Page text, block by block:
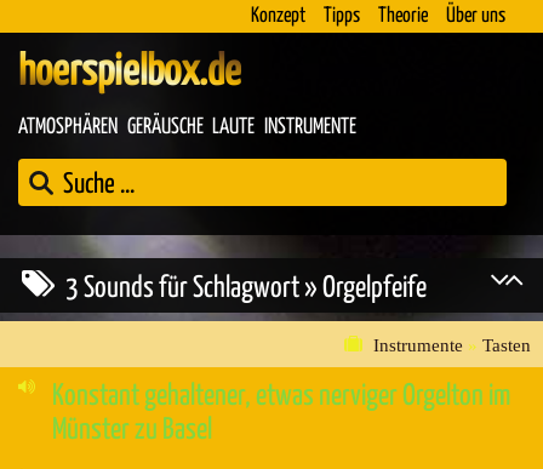
Konzept Tipps Theorie Über uns
hoerspielbox.de
ATMOSPHÄREN GERÄUSCHE LAUTE INSTRUMENTE
3 Sounds für Schlagwort » Orgelpfeife
Instrumente » Tasten
Konstant gehaltener, etwas nerviger Orgelton im
Münster zu Basel